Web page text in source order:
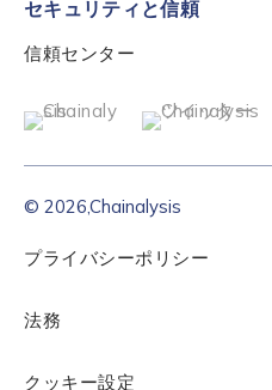
セキュリティと信頼
信頼センター
© 2026,Chainalysis
プライバシーポリシー
法務
クッキー設定